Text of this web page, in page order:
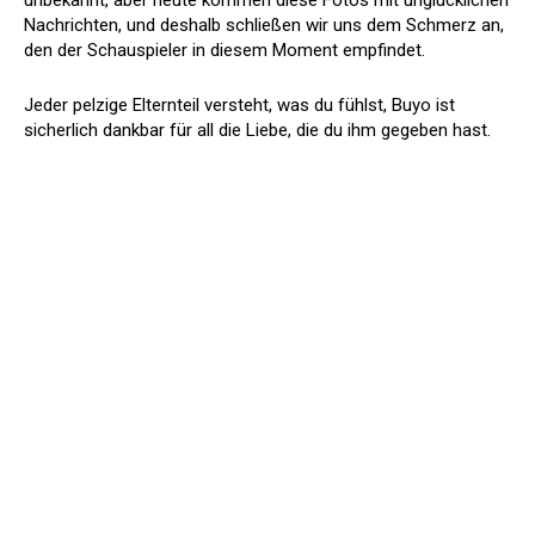
Nachrichten, und deshalb schließen wir uns dem Schmerz an,
den der Schauspieler in diesem Moment empfindet.
Jeder pelzige Elternteil versteht, was du fühlst, Buyo ist
sicherlich dankbar für all die Liebe, die du ihm gegeben hast.